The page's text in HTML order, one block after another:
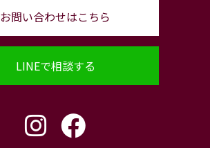
お問い合わせはこちら
LINEで相談する